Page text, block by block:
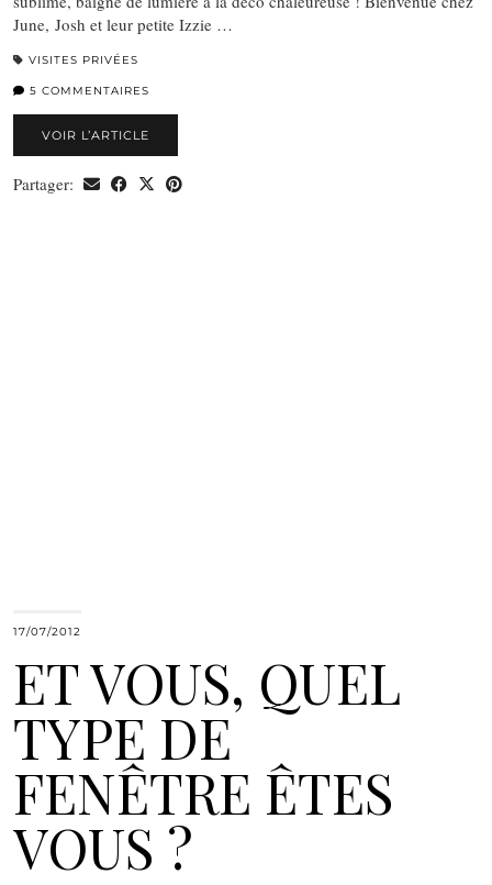
June, Josh et leur petite Izzie …
VISITES PRIVÉES
5 COMMENTAIRES
VOIR L’ARTICLE
Partager:
17/07/2012
ET VOUS, QUEL
TYPE DE
FENÊTRE ÊTES
VOUS ?